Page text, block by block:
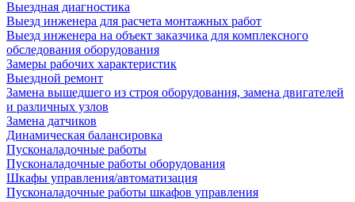
Выездная диагностика
Выезд инженера для расчета монтажных работ
Выезд инженера на объект заказчика для комплексного
обследования оборудования
Замеры рабочих характеристик
Выездной ремонт
Замена вышедшего из строя оборудования, замена двигателей
и различных узлов
Замена датчиков
Динамическая балансировка
Пусконаладочные работы
Пусконаладочные работы оборудования
Шкафы управления/автоматизация
Пусконаладочные работы шкафов управления